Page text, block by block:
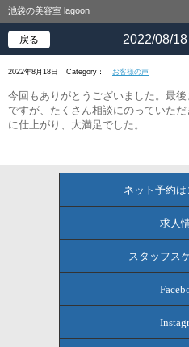
池袋の美容室 lagoon
2022/08/18
戻る
2022年8月18日 Category： お客様の声
今回もありがとうございました。最
ですが、たくさん相談にのっていた
に仕上がり、大満足でした。
ネット予約は
求人
スタッフス